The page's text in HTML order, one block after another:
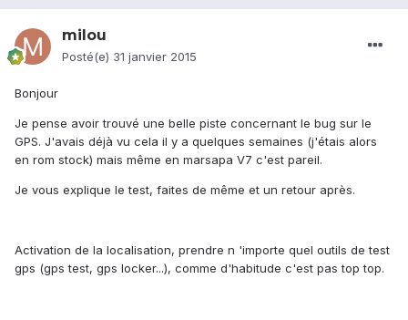
milou
Posté(e) 31 janvier 2015
Bonjour
Je pense avoir trouvé une belle piste concernant le bug sur le
GPS. J'avais déjà vu cela il y a quelques semaines (j'étais alors
en rom stock) mais même en marsapa V7 c'est pareil.
Je vous explique le test, faites de même et un retour après.
Activation de la localisation, prendre n 'importe quel outils de test
gps (gps test, gps locker...), comme d'habitude c'est pas top top.